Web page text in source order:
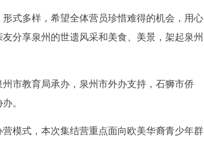
式多样，希望全体营员珍惜难得的机会，用心
分享泉州的世遗风采和美食、美景，架起泉州
市教育局承办，泉州市外办支持，石狮市侨
。
模式，本次集结营重点面向欧美华裔青少年群